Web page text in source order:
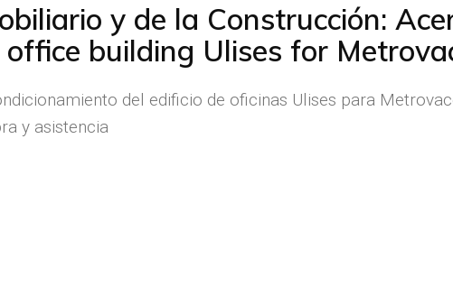
y de la Construcción:
building Ulises for
del edificio de oficinas Ulises para
y asistencia